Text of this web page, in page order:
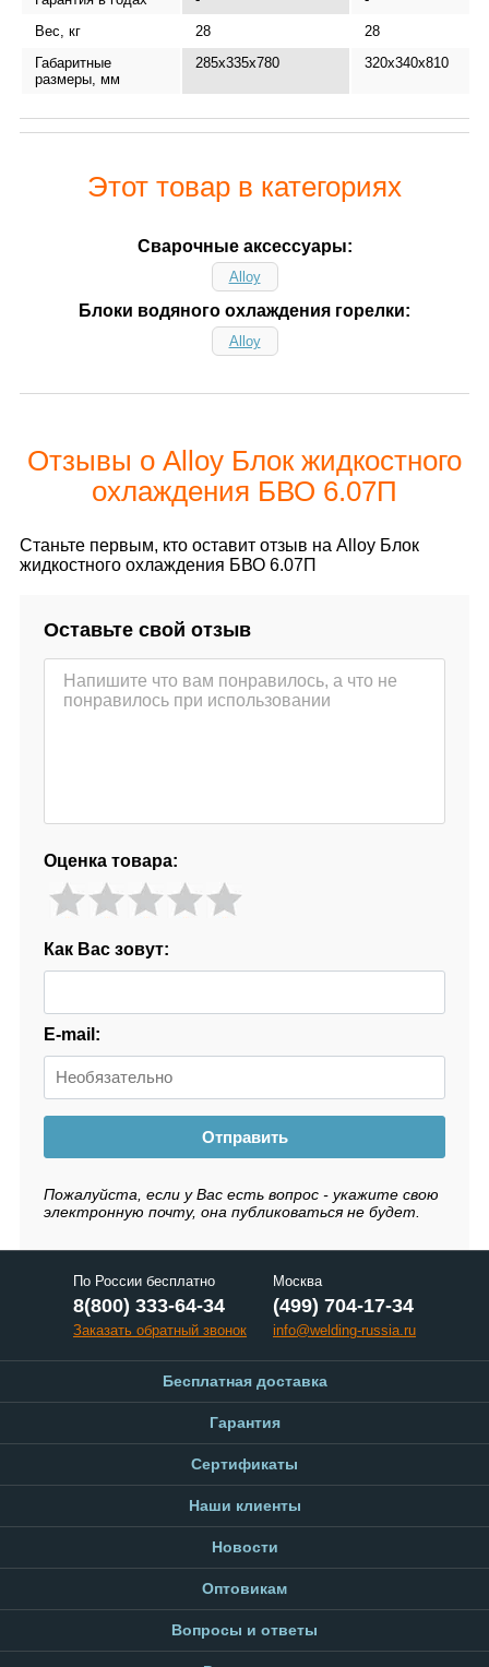
Вес, кг
28
28
Габаритные
размеры, мм
285х335х780 320х340х810
Этот товар в категориях
Сварочные аксессуары:
Alloy
Блоки водяного охлаждения горелки:
Alloy
Отзывы о Alloy Блок жидкостного
охлаждения БВО 6.07П
Станьте первым, кто оставит отзыв на Alloy Блок
жидкостного охлаждения БВО 6.07П
Оставьте свой отзыв
Оценка товара:
Как Вас зовут:
E-mail:
Отправить
Пожалуйста, если у Вас есть вопрос - укажите свою
электронную почту, она публиковаться не будет.
По России бесплатно
8(800) 333-64-34
Заказать обратный звонок
Москва
(499) 704-17-34
info@welding-russia.ru
Бесплатная доставка
Гарантия
Сертификаты
Наши клиенты
Новости
Оптовикам
Вопросы и ответы